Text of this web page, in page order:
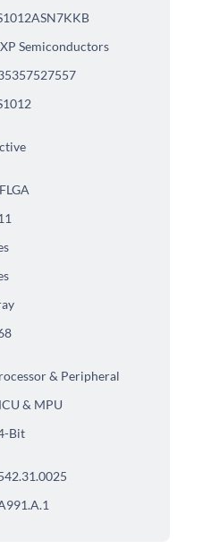
Semiconductors
& Peripheral
& MPU
Bit